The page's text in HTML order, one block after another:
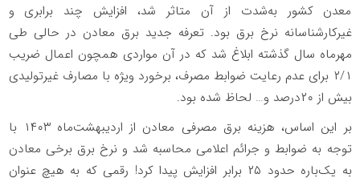
معدن کشور به‌شدت از آن متاثر شد، افزایش چند برابری و
غیرکارشناسانه نرخ برق بود. تعرفه جدید برق معادن در حالی طی
مهرماه سال گذشته ابلاغ شد که در آن مواردی همچون اعمال ضریب
۲/۱ برای عدم رعایت ضوابط مصرف، برخورد ویژه با مصارف غیرتولیدی
بیش از ۲۰‌درصد و… لحاظ شده بود.
بر این اساس، هزینه برق مصرفی معادن از اردیبهشت‌ماه ۱۴۰۳ با
توجه به ضوابط و جرائم اعلامی محاسبه شد و نرخ برق برخی معادن
به یک‌باره حدود ۲۵ برابر افزایش پیدا کرد! رقمی که به هیچ عنوان